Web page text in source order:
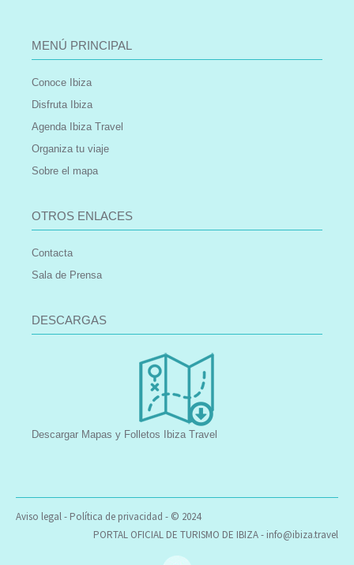
MENÚ PRINCIPAL
Conoce Ibiza
Disfruta Ibiza
Agenda Ibiza Travel
Organiza tu viaje
Sobre el mapa
OTROS ENLACES
Contacta
Sala de Prensa
DESCARGAS
Descargar Mapas y Folletos Ibiza Travel
Aviso legal- Política de privacidad - © 2024
PORTAL OFICIAL DE TURISMO DE IBIZA - info@ibiza.travel